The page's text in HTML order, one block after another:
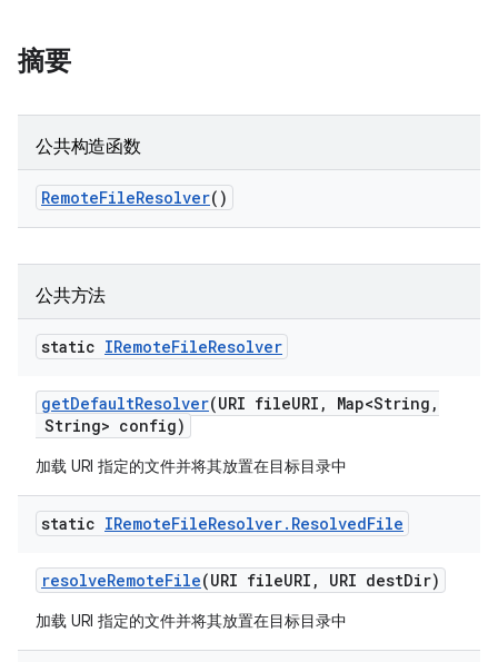
摘要
公共构造函数
RemoteFileResolver()
公共方法
static IRemoteFileResolver
getDefaultResolver(URI fileURI , Map<String ,
String> config)
加载 URI 指定的文件并将其放置在目标目录中
static IRemoteFileResolver. ResolvedFile
resolveRemoteFile(URI fileURI , URI destDir)
加载 URI 指定的文件并将其放置在目标目录中